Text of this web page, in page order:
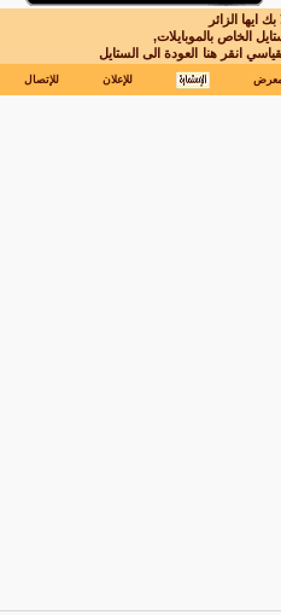
ايها الزائر
الخاص بالموبايلات,
انقر هنا العودة الى الستايل
للإعلان للإتصال